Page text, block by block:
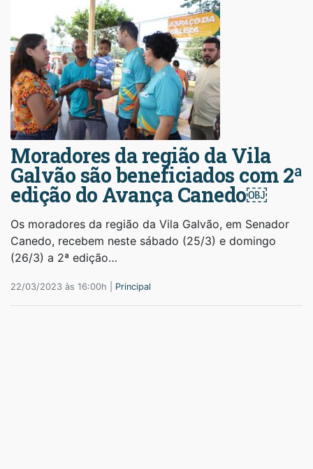
Moradores da região da Vila
Galvão são beneficiados com 2ª
edição do Avança Canedo￼
Os moradores da região da Vila Galvão, em Senador
Canedo, recebem neste sábado (25/3) e domingo
(26/3) a 2ª edição…
22/03/2023 às 16:00h | Principal